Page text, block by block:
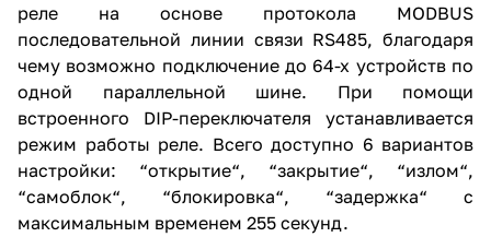
реле на основе протокола MODBUS
последовательной линии связи RS485, благодаря
чему возможно подключение до 64-х устройств по
одной параллельной шине. При помощи
встроенного DIP-переключателя устанавливается
режим работы реле. Всего доступно 6 вариантов
настройки: “открытие“, “закрытие“, “излом“,
“самоблок“, “блокировка“, “задержка“ с
максимальным временем 255 секунд.